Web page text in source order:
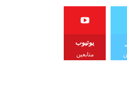
يوتيوب
متابعين